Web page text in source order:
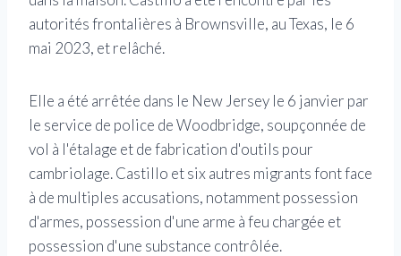
autorités frontalières à Brownsville, au Texas, le 6
mai 2023, et relâché.
Elle a été arrêtée dans le New Jersey le 6 janvier par
le service de police de Woodbridge, soupçonnée de
vol à l'étalage et de fabrication d'outils pour
cambriolage. Castillo et six autres migrants font face
à de multiples accusations, notamment possession
d'armes, possession d'une arme à feu chargée et
possession d'une substance contrôlée.